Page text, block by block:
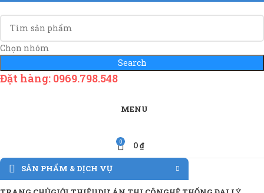
Chọn nhóm
Search
Đặt hàng: 0969.798.548
MENU
0 0₫
SẢN PHẨM & DỊCH VỤ